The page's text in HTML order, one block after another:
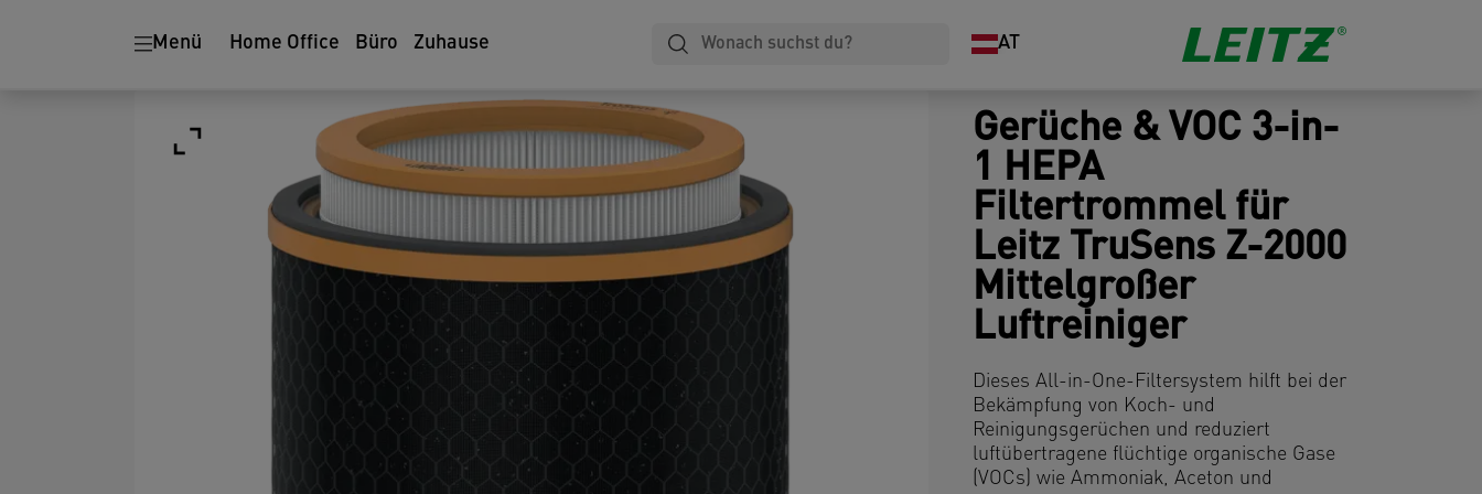
Menü Home Office Büro Zuhause AT
Gerüche & VOC 3-in-
1 HEPA
Filtertrommel für
Leitz TruSens Z-2000
Mittelgroßer
Luftreiniger
Dieses All-in-One-Filtersystem hilft bei der
Bekämpfung von Koch- und
Reinigungsgerüchen und reduziert
luftübertragene flüchtige organische Gase
(VOCs) wie Ammoniak, Aceton und